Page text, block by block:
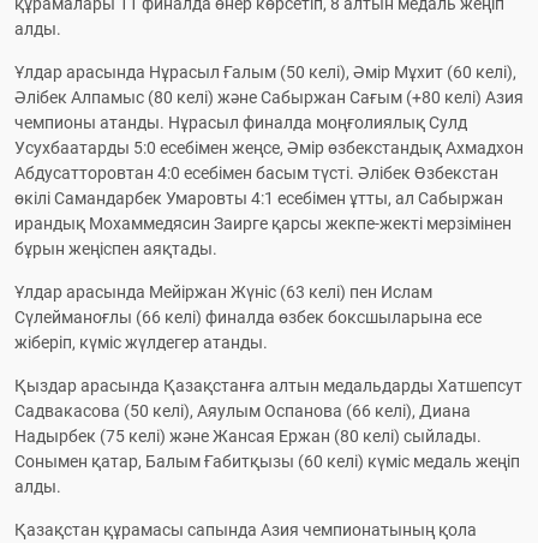
алды.
Ұлдар арасында Нұрасыл Ғалым (50 келі), Әмір Мұхит (60 келі),
Әлібек Алпамыс (80 келі) және Сабыржан Сағым (+80 келі) Азия
чемпионы атанды. Нұрасыл финалда моңғолиялық Сулд
Усухбаатарды 5:0 есебімен жеңсе, Әмір өзбекстандық Ахмадхон
Абдусатторовтан 4:0 есебімен басым түсті. Әлібек Өзбекстан
өкілі Самандарбек Умаровты 4:1 есебімен ұтты, ал Сабыржан
ирандық Мохаммедясин Заирге қарсы жекпе-жекті мерзімінен
бұрын жеңіспен аяқтады.
Ұлдар арасында Мейіржан Жүніс (63 келі) пен Ислам
Сүлейманоғлы (66 келі) финалда өзбек боксшыларына есе
жіберіп, күміс жүлдегер атанды.
Қыздар арасында Қазақстанға алтын медальдарды Хатшепсут
Садвакасова (50 келі), Аяулым Оспанова (66 келі), Диана
Надырбек (75 келі) және Жансая Ержан (80 келі) сыйлады.
Сонымен қатар, Балым Ғабитқызы (60 келі) күміс медаль жеңіп
алды.
Қазақстан құрамасы сапында Азия чемпионатының қола